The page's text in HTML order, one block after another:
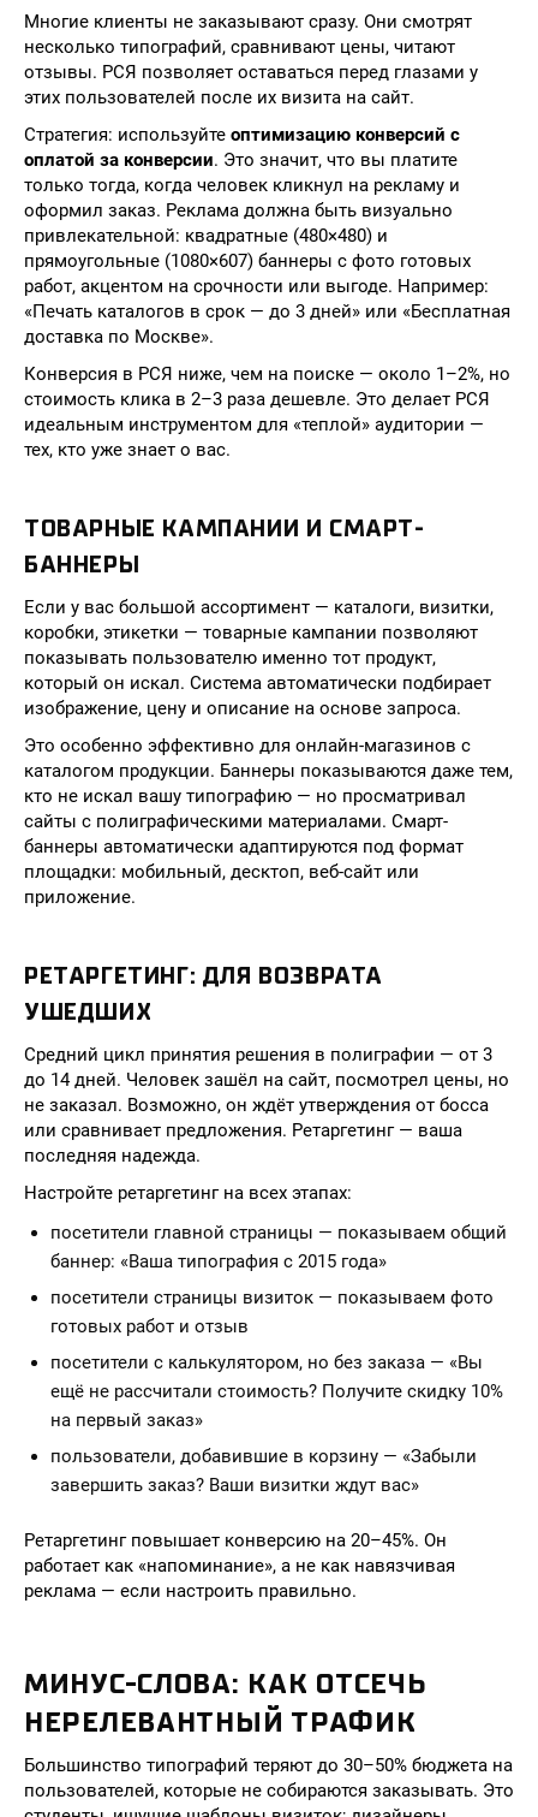
Многие клиенты не заказывают сразу. Они смотрят
несколько типографий, сравнивают цены, читают
отзывы. РСЯ позволяет оставаться перед глазами у
этих пользователей после их визита на сайт.
Стратегия: используйте оптимизацию конверсий с
оплатой за конверсии. Это значит, что вы платите
только тогда, когда человек кликнул на рекламу и
оформил заказ. Реклама должна быть визуально
привлекательной: квадратные (480×480) и
прямоугольные (1080×607) баннеры с фото готовых
работ, акцентом на срочности или выгоде. Например:
«Печать каталогов в срок — до 3 дней» или «Бесплатная
доставка по Москве».
Конверсия в РСЯ ниже, чем на поиске — около 1–2%, но
стоимость клика в 2–3 раза дешевле. Это делает РСЯ
идеальным инструментом для «теплой» аудитории —
тех, кто уже знает о вас.
ТОВАРНЫЕ КАМПАНИИ И СМАРТ-
БАННЕРЫ
Если у вас большой ассортимент — каталоги, визитки,
коробки, этикетки — товарные кампании позволяют
показывать пользователю именно тот продукт,
который он искал. Система автоматически подбирает
изображение, цену и описание на основе запроса.
Это особенно эффективно для онлайн-магазинов с
каталогом продукции. Баннеры показываются даже тем,
кто не искал вашу типографию — но просматривал
сайты с полиграфическими материалами. Смарт-
баннеры автоматически адаптируются под формат
площадки: мобильный, десктоп, веб-сайт или
приложение.
РЕТАРГЕТИНГ: ДЛЯ ВОЗВРАТА
УШЕДШИХ
Средний цикл принятия решения в полиграфии — от 3
до 14 дней. Человек зашёл на сайт, посмотрел цены, но
не заказал. Возможно, он ждёт утверждения от босса
или сравнивает предложения. Ретаргетинг — ваша
последняя надежда.
Настройте ретаргетинг на всех этапах:
посетители главной страницы — показываем общий
баннер: «Ваша типография с 2015 года»
посетители страницы визиток — показываем фото
готовых работ и отзыв
посетители с калькулятором, но без заказа — «Вы
ещё не рассчитали стоимость? Получите скидку 10%
на первый заказ»
пользователи, добавившие в корзину — «Забыли
завершить заказ? Ваши визитки ждут вас»
Ретаргетинг повышает конверсию на 20–45%. Он
работает как «напоминание», а не как навязчивая
реклама — если настроить правильно.
МИНУС-СЛОВА: КАК ОТСЕЧЬ
НЕРЕЛЕВАНТНЫЙ ТРАФИК
Большинство типографий теряют до 30–50% бюджета на
пользователей, которые не собираются заказывать. Это